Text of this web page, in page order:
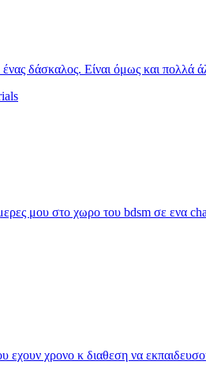
δάσκαλος. Είναι όμως και πολλά
μου στο χωρο του bdsm σε ενα
εχουν χρονο κ διαθεση να